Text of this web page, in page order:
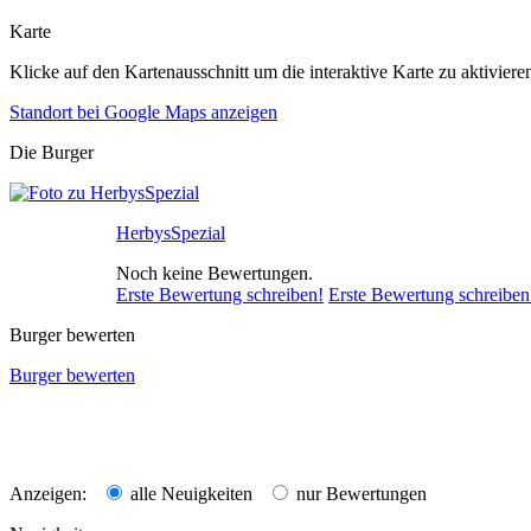
Karte
Klicke auf den Kartenausschnitt um die interaktive Karte zu
Standort bei Google Maps anzeigen
Die Burger
HerbysSpezial
Noch keine Bewertungen.
Erste Bewertung schreiben! Erste Bewertung
Burger bewerten
Burger bewerten
Anzeigen: alle Neuigkeiten
nur Bewertungen